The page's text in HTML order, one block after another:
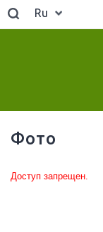
Ru
Фото
Доступ запрещен.